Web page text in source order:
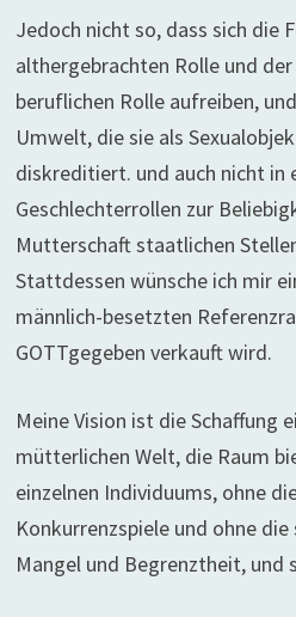
Jedoch nicht so, dass sich die
althergebrachten Rolle und
beruflichen Rolle aufreiben,
Umwelt, die sie als
diskreditiert. und auch nicht in
Geschlechterrollen zur
Mutterschaft staatlichen
Stattdessen wünsche ich mir
männlich-besetzten
GOTTgegeben verkauft wird.
Meine Vision ist die Schaffung
mütterlichen Welt, die Raum
einzelnen Individuums, ohne
Konkurrenzspiele und ohne
Mangel und Begrenztheit, und